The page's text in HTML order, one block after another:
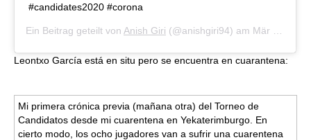
#candidates2020 #corona
Ein Beitrag geteilt von Anish Giri (@anishgiri94) am Mär 14, 2020 um 2:50 PDT
Leontxo García está en situ pero se encuentra en cuarantena:
Mi primera crónica previa (mañana otra) del Torneo de
Candidatos desde mi cuarentena en Yekaterimburgo. En
cierto modo, los ocho jugadores van a sufrir una cuarentena